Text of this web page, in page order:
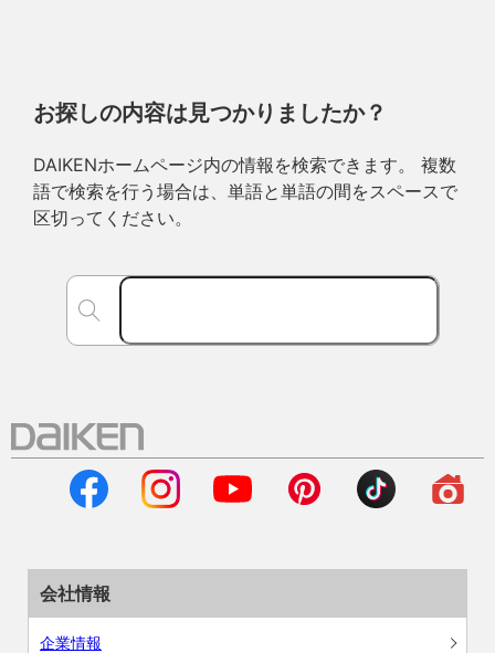
お探しの内容は見つかりましたか？
DAIKENホームページ内の情報を検索できます。 複数
語で検索を行う場合は、単語と単語の間をスペースで
区切ってください。
会社情報
企業情報